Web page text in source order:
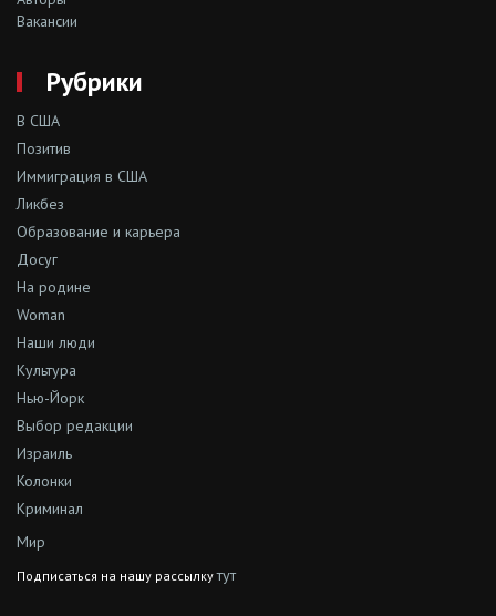
Вакансии
Рубрики
В США
Позитив
Иммиграция в США
Ликбез
Образование и карьера
Досуг
На родине
Woman
Наши люди
Культура
Нью-Йорк
Выбор редакции
Израиль
Колонки
Криминал
Мир
Подписаться на нашу рассылкутут